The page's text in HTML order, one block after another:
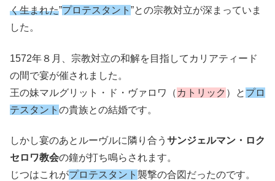
く生まれた”プロテスタント ”との宗教対立が深まっていま
した。
1572年８月、宗教対立の和解を目指してカリアティード
の間で宴が催されました。
王の妹マルグリット・ド・ヴァロワ（ カトリック ）と プロ
テスタント の貴族との結婚です。
しかし宴のあとルーヴルに隣り合う サンジェルマン・ロク
セロワ教会の鐘が打ち鳴らされます。
じつはこれがプロテスタント 襲撃の合図だったのです。